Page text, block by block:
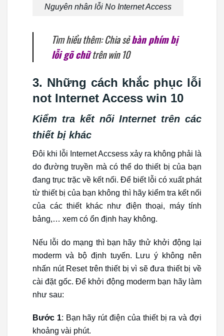
Nguyên nhân lỗi No Internet Access
Tìm hiểu thêm: Chia sẻbàn phím bị
lỗi gõ chữtrên win 10
3. Những cách khắc phục lỗi
not Internet Access win 10
Kiểm tra kết nối Internet trên các
thiết bị khác
Đôi khi lỗi Internet Accsess xảy ra không phải là
do đường truyền mà có thể do thiết bị của bạn
đang trục trặc về kết nối. Để biết lỗi có xuất phát
từ thiết bị của bạn không thì hãy kiểm tra kết nối
của các thiết khác như điện thoại, máy tính
bảng,… xem có ổn định hay không.
Nếu lỗi do mạng thì bạn hãy thử khởi động lại
moderm và bộ định tuyến. Lưu ý không nên
nhấn nút Reset trên thiết bị vì sẽ đưa thiết bị về
cài đặt gốc. Để khởi động moderm bạn hãy làm
như sau:
Bước 1: Bạn hãy rút điện của thiết bị ra và đợi
khoảng vài phút.